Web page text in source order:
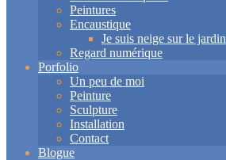
Peintures
Encaustique
Je suis neige sur le jardin
Regard numérique
Porfolio
Un peu de moi
Peinture
Sculpture
Installation
Contact
Blogue